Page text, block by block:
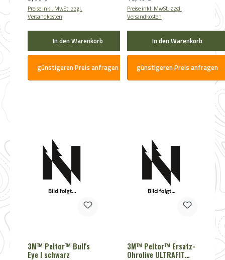
Preise inkl. MwSt. zzgl.
Versandkosten
In den Warenkorb
günstigeren Preis anfragen
Preise inkl. MwSt. zzgl.
Versandkosten
In den Warenkorb
günstigeren Preis anfragen
3M™ Peltor™ Bull's
Eye I schwarz
3M™ Peltor™ Ersatz-
Ohrolive ULTRAFIT